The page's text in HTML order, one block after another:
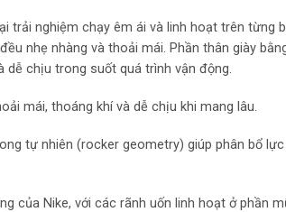
trải nghiệm chạy êm ái và linh hoạt trên từng
nhẹ nhàng và thoải mái. Phần thân giày
chịu trong suốt quá trình vận động.
mái, thoáng khí và dễ chịu khi mang lâu.
tự nhiên (rocker geometry) giúp phân bổ
của Nike, với các rãnh uốn linh hoạt ở phần